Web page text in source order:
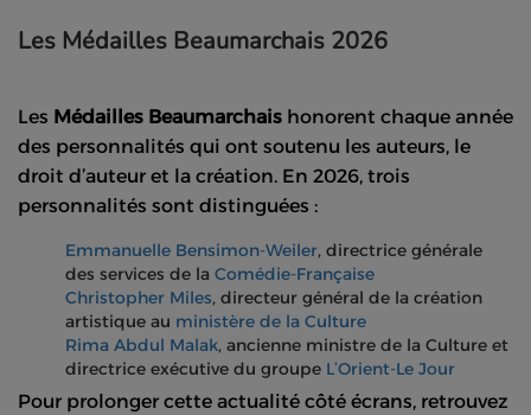
Les Médailles Beaumarchais 2026
Les Médailles Beaumarchais honorent chaque année
des personnalités qui ont soutenu les auteurs, le
droit d’auteur et la création. En 2026, trois
personnalités sont distinguées :
Emmanuelle Bensimon-Weiler, directrice générale
des services de la Comédie-Française
Christopher Miles, directeur général de la création
artistique au ministère de la Culture
Rima Abdul Malak, ancienne ministre de la Culture et
directrice exécutive du groupe L’Orient-Le Jour
Pour prolonger cette actualité côté écrans, retrouvez